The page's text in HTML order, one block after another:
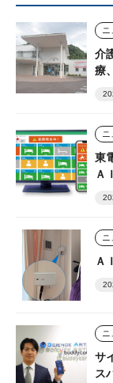
ニ
介
療
ニ
東
Ａ
ニ
Ａ
ニ
サ
ス